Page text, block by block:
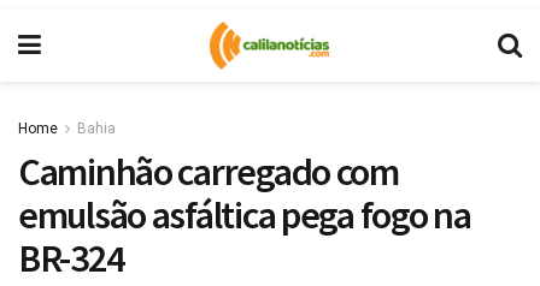
Home Bahia
Caminhão carregado com
emulsão asfáltica pega fogo na
BR-324